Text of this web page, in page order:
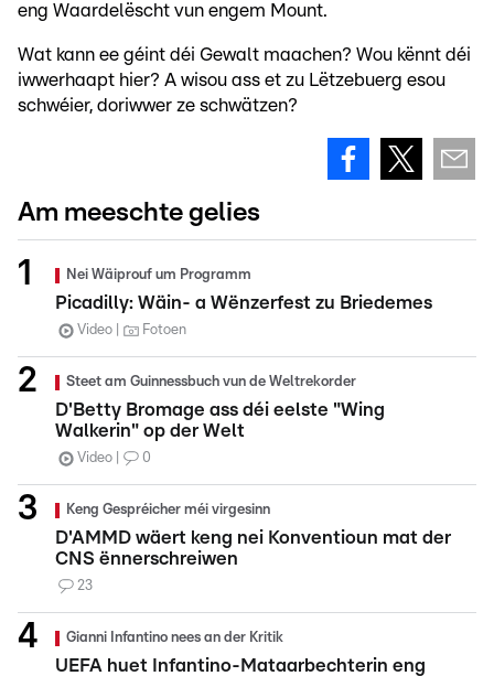
eng Waardelëscht vun engem Mount.
Wat kann ee géint déi Gewalt maachen? Wou kënnt déi
iwwerhaapt hier? A wisou ass et zu Lëtzebuerg esou
schwéier, doriwwer ze schwätzen?
Am meeschte gelies
Nei Wäiprouf um Programm
Picadilly: Wäin- a Wënzerfest zu Briedemes
Video Fotoen
Steet am Guinnessbuch vun de Weltrekorder
D'Betty Bromage ass déi eelste "Wing
Walkerin" op der Welt
Video 0
Keng Gespréicher méi virgesinn
D'AMMD wäert keng nei Konventioun mat der
CNS ënnerschreiwen
23
Gianni Infantino nees an der Kritik
UEFA huet Infantino-Mataarbechterin eng